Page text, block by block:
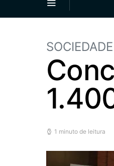
SOCIEDADE
1 minuto de leitura